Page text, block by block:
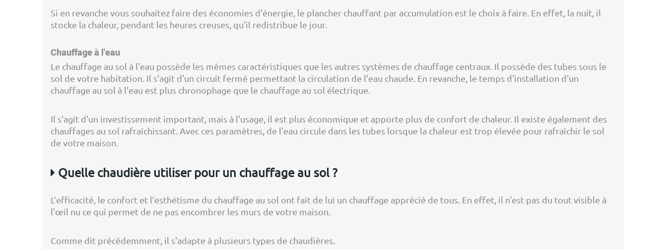
Si en revanche vous souhaitez faire des économies d'énergie, le plancher chauffant par accumulation est le choix à faire. En effet, la nuit, il
stocke la chaleur, pendant les heures creuses, qu'il redistribue le jour.
Chauffage à l'eau
Le chauffage au sol à l'eau possède les mêmes caractéristiques que les autres systèmes de chauffage centraux. Il possède des tubes sous le
sol de votre habitation. Il s'agit d'un circuit fermé permettant la circulation de l'eau chaude. En revanche, le temps d'installation d'un
chauffage au sol à l'eau est plus chronophage que le chauffage au sol électrique.
Il s'agit d'un investissement important, mais à l'usage, il est plus économique et apporte plus de confort de chaleur. Il existe également des
chauffages au sol rafraîchissant. Avec ces paramètres, de l'eau circule dans les tubes lorsque la chaleur est trop élevée pour rafraîchir le sol
de votre maison.
Quelle chaudière utiliser pour un chauffage au sol ?
L’efficacité, le confort et l’esthétisme du chauffage au sol ont fait de lui un chauffage apprécié de tous. En effet, il n'est pas du tout visible à
l'œil nu ce qui permet de ne pas encombrer les murs de votre maison.
Comme dit précédemment, il s'adapte à plusieurs types de chaudières.